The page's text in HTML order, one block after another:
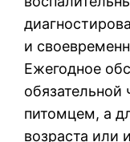
и
Ежегодное
питомцем, а
возраста или